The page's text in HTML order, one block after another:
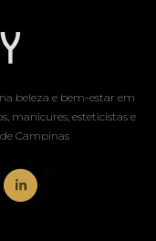
beleza e bem-estar em
manicures, esteticistas e
Campinas